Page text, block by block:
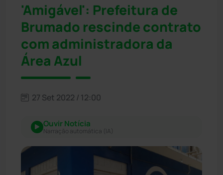
'Amigável': Prefeitura de
Brumado rescinde contrato
com administradora da
Área Azul
27 Set 2022 / 12:00
Ouvir Notícia
Narração automática (IA)